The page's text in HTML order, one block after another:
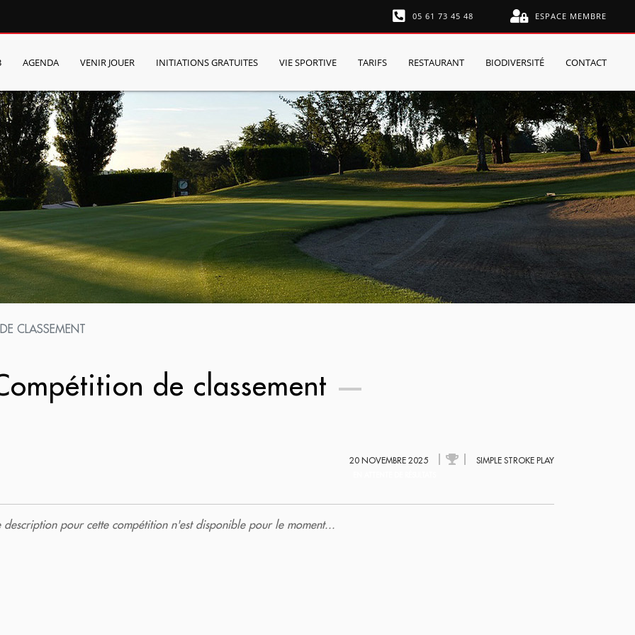
05 61 73 45 48 ESPACE MEMBRE
AGENDA VENIR JOUER INITIATIONS GRATUITES VIE SPORTIVE TARIFS RESTAURANT BIODIVERSITÉ CONTACT
CLASSEMENT
de classement
20 NOVEMBRE 2025 SIMPLE STROKE PLAY
description pour cette compétition n'est disponible pour le moment...